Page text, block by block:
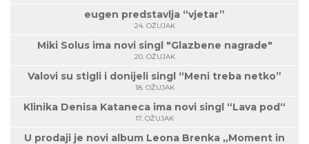
eugen predstavlja “vjetar”
24. OŽUJAK
Miki Solus ima novi singl "Glazbene nagrade"
20. OŽUJAK
Valovi su stigli i donijeli singl “Meni treba netko”
18. OŽUJAK
Klinika Denisa Kataneca ima novi singl “Lava pod“
17. OŽUJAK
U prodaji je novi album Leona Brenka „Moment in